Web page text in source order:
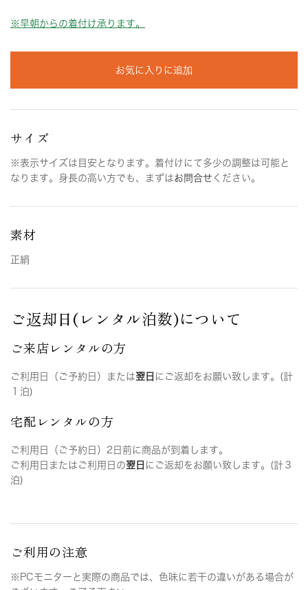
※早朝からの着付け承ります。
お気に入りに追加
サイズ
※表示サイズは目安となります。着付けにて多少の調整は可能と
なります。身長の高い方でも、まずはお問合せ ください。
素材
正絹
ご返却日(レンタル泊数)について
ご来店レンタルの方
ご利用日（ご予約日）または翌日 にご返却をお願い致します。(計
１泊)
宅配レンタルの方
ご利用日（ご予約日）2日前に商品が到着します。
ご利用日またはご利用日の翌日 にご返却をお願い致します。(計３
泊)
ご利用の注意
※PCモニターと実際の商品では、色味に若干の違いがある場合が